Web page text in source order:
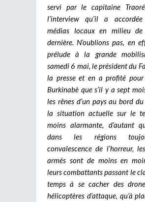
servi par le capitaine
l’interview qu’il a
médias locaux en milieu de
dernière. N’oublions pas, en
prélude à la grande
samedi 6 mai, le président du
la presse et en a profité
Burkinabè que s’il y a sept
les rênes d’un pays au bord du
la situation actuelle sur le
moins alarmante, d’autant
dans les régions
convalescence de l’horreur,
armés sont de moins en
leurs combattants passant le
temps à se cacher des
hélicoptères d’attaque, qu’à